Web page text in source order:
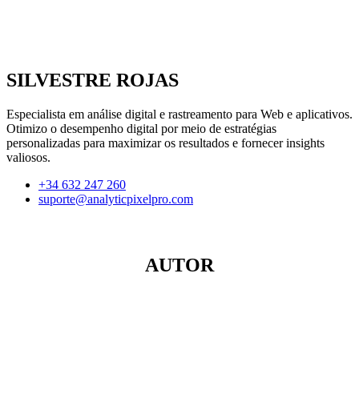
SILVESTRE ROJAS
Especialista em análise digital e rastreamento para Web e aplicativos.
Otimizo o desempenho digital por meio de estratégias
personalizadas para maximizar os resultados e fornecer insights
valiosos.
+34 632 247 260
suporte@analyticpixelpro.com
AUTOR